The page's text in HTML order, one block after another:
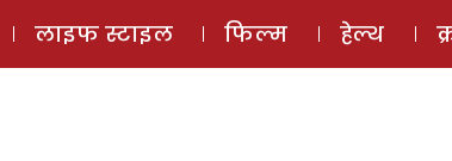
ई-मैगज़ीन
लाइफ स्टाइल फिल्म हेल्थ